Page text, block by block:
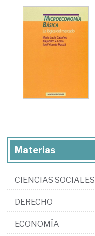
Materias
CIENCIAS SOCIALES
DERECHO
ECONOMÍA